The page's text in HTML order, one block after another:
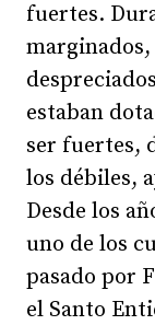
fuertes.
estaban
ser fuertes,
los débiles,
Desde los
uno de los
pasado por
el Santo